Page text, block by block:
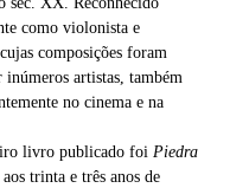
como violonista e
composições foram
inúmeros artistas, também
no cinema e na
livro publicado foi Piedra
trinta e três anos de